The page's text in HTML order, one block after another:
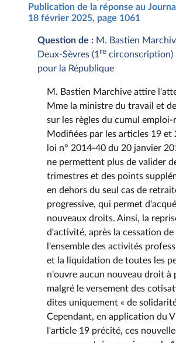
Publication de la réponse au
18 février 2025, page 1061
Question de : M. Bastien
Deux-Sèvres (1 re circonscription)
pour la République
M. Bastien Marchive attire
Mme la ministre du travail et
sur les règles du cumul
Modifiées par les articles 19 et
loi n° 2014-40 du 20 janvier
ne permettent plus de valider
trimestres et des points
en dehors du seul cas de
progressive, qui permet
nouveaux droits. Ainsi, la
d'activité, après la cessation de
l'ensemble des activités
et la liquidation de toutes les
n'ouvre aucun nouveau droit à
malgré le versement des
dites uniquement « de
Cependant, en application du
l'article 19 précité, ces